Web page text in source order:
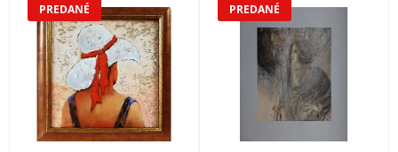
PREDANÉ PREDANÉ